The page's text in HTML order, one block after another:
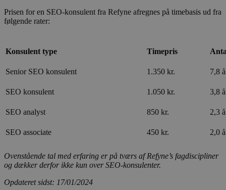
Prisen for en SEO-konsulent fra Refyne afregnes på timebasis ud fra
følgende rater:
Konsulent type Timepris
Senior SEO konsulent 1.350 kr. 7,8
SEO konsulent 1.050 kr. 3,8
SEO analyst 850 kr. 2,3
SEO associate 450 kr. 2,0
Ovenstående tal med erfaring er på tværs af Refyne’s fagdiscipliner
og dækker derfor ikke kun over SEO-konsulenter.
Opdateret sidst: 17/01/2024